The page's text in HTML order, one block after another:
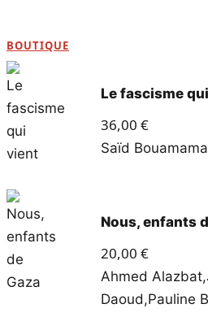
BOUTIQUE
Le fascisme
36,00 €
Saïd Bouamama
Nous, enfants
20,00 €
Ahmed Alazbat,
Daoud,Pauline